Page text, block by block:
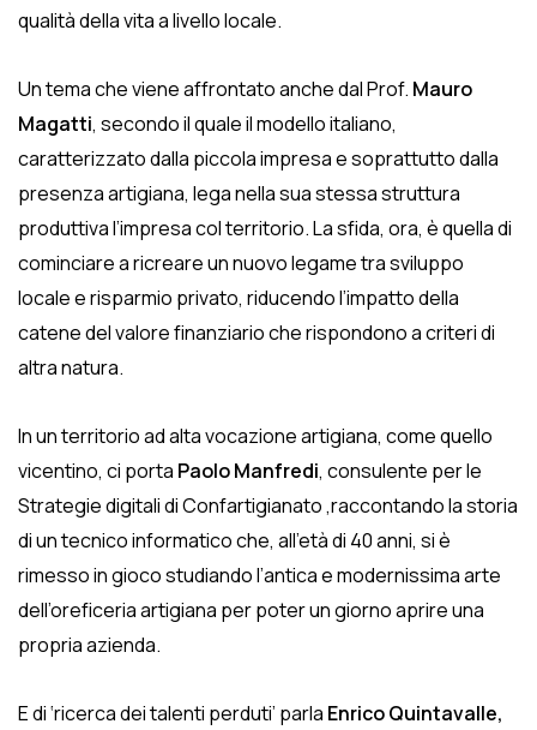
qualità della vita a livello locale.
Un tema che viene affrontato anche dal Prof. Mauro
Magatti, secondo il quale il modello italiano,
caratterizzato dalla piccola impresa e soprattutto dalla
presenza artigiana, lega nella sua stessa struttura
produttiva l’impresa col territorio. La sfida, ora, è quella di
cominciare a ricreare un nuovo legame tra sviluppo
locale e risparmio privato, riducendo l’impatto della
catene del valore finanziario che rispondono a criteri di
altra natura.
In un territorio ad alta vocazione artigiana, come quello
vicentino, ci porta Paolo Manfredi, consulente per le
Strategie digitali di Confartigianato ,raccontando la storia
di un tecnico informatico che, all’età di 40 anni, si è
rimesso in gioco studiando l’antica e modernissima arte
dell’oreficeria artigiana per poter un giorno aprire una
propria azienda.
E di ‘ricerca dei talenti perduti’ parla Enrico Quintavalle,